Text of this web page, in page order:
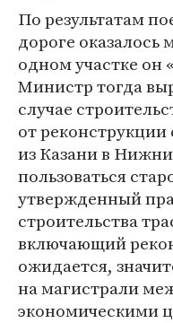
По результатам
дороге оказалось
одном участке он
Министр тогда
случае
от
из Казани в
пользоваться
утвержденный
строительства
включающий
ожидается,
на магистрали
экономическими